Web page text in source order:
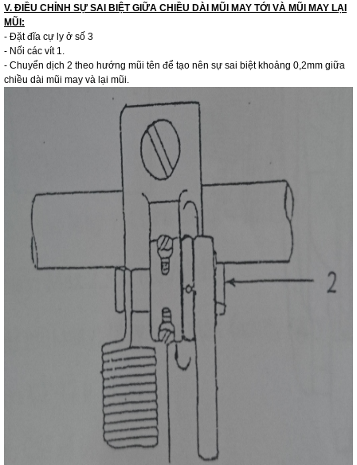
V. ĐIỀU CHỈNH SỰ SAI BIỆT GIỮA CHIỀU DÀI MŨI MAY TỚI VÀ MŨI MAY LẠI
MŨI:
- Đặt đĩa cự ly ở số 3
- Nối các vít 1.
- Chuyển dịch 2 theo hướng mũi tên để tạo nên sự sai biệt khoảng 0,2mm giữa
chiều dài mũi may và lại mũi.